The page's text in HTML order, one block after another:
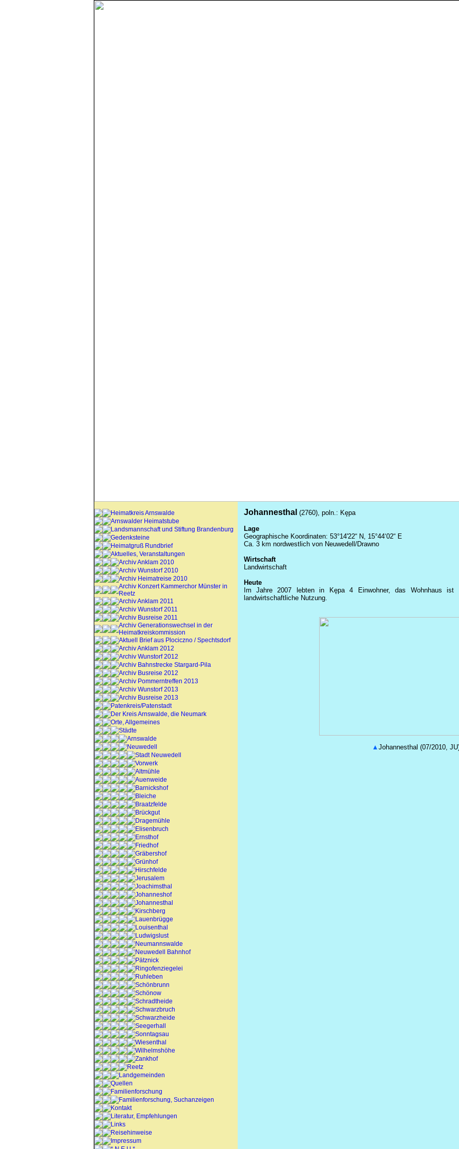
Heimatkreis Arnswalde
Arnswalder Heimatstube
Landsmannschaft und Stiftung Brandenburg
Gedenksteine
Heimatgruß Rundbrief
Aktuelles, Veranstaltungen
Archiv Anklam 2010
Archiv Wunstorf 2010
Archiv Heimatreise 2010
Archiv Konzert Kammerchor Münster in
Reetz
Archiv Anklam 2011
Archiv Wunstorf 2011
Archiv Busreise 2011
Archiv Generationswechsel in der
Heimatkreiskommission
Aktuell Brief aus Plociczno / Spechtsdorf
Archiv Anklam 2012
Archiv Wunstorf 2012
Archiv Bahnstrecke Stargard-Pila
Archiv Busreise 2012
Archiv Pommerntreffen 2013
Archiv Wunstorf 2013
Archiv Busreise 2013
Patenkreis/Patenstadt
Der Kreis Arnswalde, die Neumark
Orte, Allgemeines
Städte
Arnswalde
Neuwedell
Stadt Neuwedell
Vorwerk
Altmühle
Auenweide
Barnickshof
Bleiche
Braatzfelde
Brückgut
Dragemühle
Elisenbruch
Ernsthof
Friedhof
Gräbershof
Grünhof
Hirschfelde
Jerusalem
Joachimsthal
Johanneshof
Johannesthal
Kirschberg
Lauenbrügge
Louisenthal
Ludwigslust
Neumannswalde
Neuwedell Bahnhof
Pätznick
Ringofenziegelei
Ruhleben
Schönbrunn
Schönow
Schradtheide
Schwarzbruch
Schwarzheide
Seegerhall
Sonntagsau
Wiesenthal
Wilhelmshöhe
Zankhof
Reetz
Landgemeinden
Quellen
Familienforschung
Familienforschung, Suchanzeigen
Kontakt
Literatur, Empfehlungen
Links
Reisehinweise
Impressum
Johannesthal (2760), poln.: Kępa
Lage
Geographische Koordinaten: 53°14'22“ N, 15°44‘02“ E
Ca. 3 km nordwestlich von Neuwedell/Drawno
Wirtschaft
Landwirtschaft
Heute
Im Jahre 2007 lebten in
Kępa 4 Einwohner, das Wohnhaus ist
landwirtschaftliche Nutzung.
▲ Johannesthal (07/2010,